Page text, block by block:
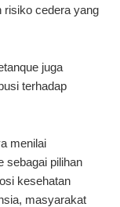
risiko cedera yang
juga
terhadap
menilai
sebagai pilihan
kesehatan
masyarakat